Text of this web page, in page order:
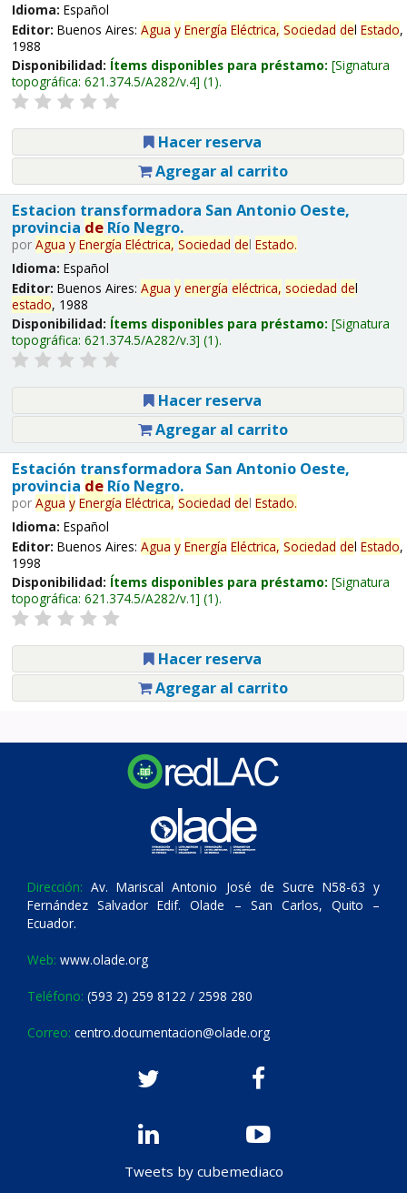
Idioma: Español
Editor: Buenos Aires: Agua y Energía Eléctrica, Sociedad del Estado,
1988
Disponibilidad: Ítems disponibles para préstamo: Signatura
topográfica: 621.374.5/A282/v.4 (1).
Hacer reserva
Agregar al carrito
Estacion transformadora San Antonio Oeste,
provincia deRío Negro.
por Agua y Energía Eléctrica, Sociedad del Estado.
Idioma: Español
Editor: Buenos Aires: Agua y energía eléctrica, sociedad del
estado, 1988
Disponibilidad: Ítems disponibles para préstamo: Signatura
topográfica: 621.374.5/A282/v.3 (1).
Hacer reserva
Agregar al carrito
Estación transformadora San Antonio Oeste,
provincia deRío Negro.
por Agua y Energía Eléctrica, Sociedad del Estado.
Idioma: Español
Editor: Buenos Aires: Agua y Energía Eléctrica, Sociedad del Estado,
1998
Disponibilidad: Ítems disponibles para préstamo: Signatura
topográfica: 621.374.5/A282/v.1 (1).
Hacer reserva
Agregar al carrito
Dirección: Av. Mariscal Antonio José de Sucre N58-63 y
Fernández Salvador Edif. Olade – San Carlos, Quito –
Ecuador.
Web: www.olade.org
Teléfono: (593 2) 259 8122 / 2598 280
Correo: centro.documentacion@olade.org
Tweets by cubemediaco